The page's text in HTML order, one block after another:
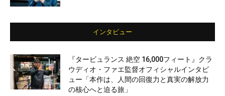
インタビュー
『タービュランス 絶空 16,000フィート』クラ
ウディオ・ファエ監督オフィシャルインタビ
ュー「本作は、人間の回復力と真実の解放力
の核心へと迫る旅」